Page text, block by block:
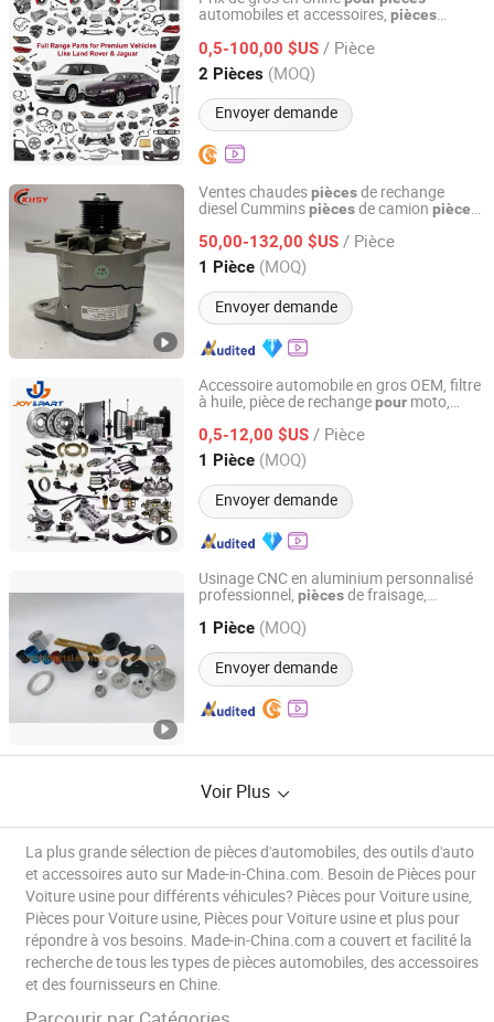
automobiles et accessoires, pièces
0,5-100,00 $US / Pièce
2 Pièces (MOQ)
Envoyer demande
Guangzhou Kori Auto Parts Co., Ltd.
Guangdong, China Depuis 2025
Ventes chaudespiècesde rechange
diesel Cumminspiècesde camion pièces
de générateurs dieselpiècesde
pièces
de moteur
50,00-132,00 $US / Pièce
1 Pièce (MOQ)
Envoyer demande
Hubei Kanghai Shengyuan Electromechanical Equipment
Co., Ltd
Hubei, China Depuis 2025
Accessoire automobile en gros OEM, filtre
à huile, pièce de rechangepour moto,
voiture,piècesde rechange
remplacement
0,5-12,00 $US / Pièce
1 Pièce (MOQ)
Envoyer demande
Ningbo Joy International Trade Co., Ltd.
Zhejiang, China Depuis 2024
Usinage CNC en aluminium personnalisé
professionnel, piècesde fraisage,
automobiles /voiture
1 Pièce (MOQ)
Envoyer demande
Foshan Rabbit Metal Company Limited
Guangdong, China Depuis 2022
Voir Plus
La plus grande sélection de pièces d'automobiles, des outils d'auto
et accessoires auto sur Made-in-China.com. Besoin de Pièces pour
Voiture usine pour différents véhicules? Pièces pour Voiture usine,
Pièces pour Voiture usine, Pièces pour Voiture usine et plus pour
répondre à vos besoins. Made-in-China.com a couvert et facilité la
recherche de tous les types de pièces automobiles, des accessoires
et des fournisseurs en Chine.